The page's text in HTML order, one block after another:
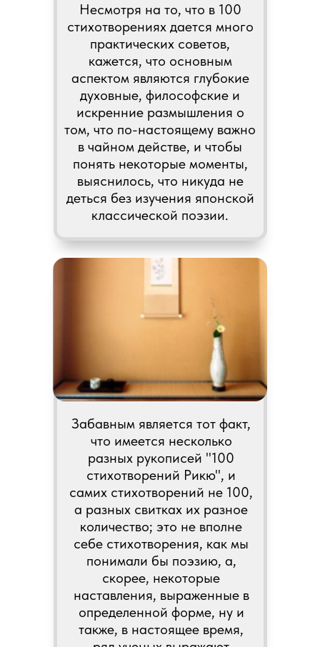
Несмотря на то, что в 100
стихотворениях дается много
практических советов,
кажется, что основным
аспектом являются глубокие
духовные, философские и
искренние размышления о
том, что по-настоящему важно
в чайном действе, и чтобы
понять некоторые моменты,
выяснилось, что никуда не
деться без изучения японской
классической поэзии.
Забавным является тот факт,
что имеется несколько
разных рукописей "100
стихотворений Рикю", и
самих стихотворений не 100,
а разных свитках их разное
количество; это не вполне
себе стихотворения, как мы
понимали бы поэзию, а,
скорее, некоторые
наставления, выраженные в
определенной форме, ну и
также, в настоящее время,